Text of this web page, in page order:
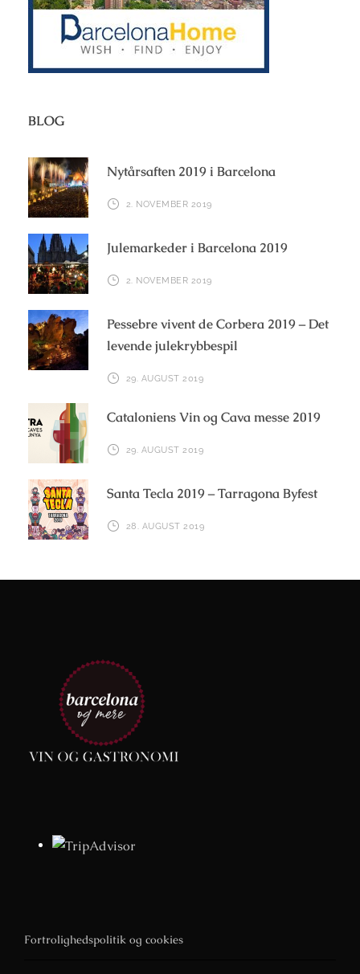
BLOG
Nytårsaften 2019 i Barcelona
2. NOVEMBER 2019
Julemarkeder i Barcelona 2019
2. NOVEMBER 2019
Pessebre vivent de Corbera 2019 – Det
levende julekrybbespil
29. AUGUST 2019
Cataloniens Vin og Cava messe 2019
29. AUGUST 2019
Santa Tecla 2019 – Tarragona Byfest
28. AUGUST 2019
Fortrolighedspolitik og cookies